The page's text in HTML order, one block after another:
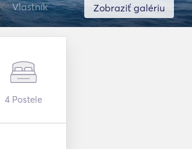
Zobraziť galériu
Vlastník
4Postele